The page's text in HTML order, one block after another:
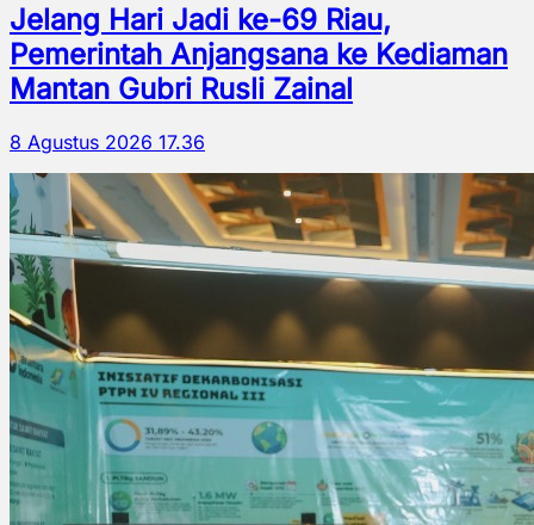
Jelang Hari Jadi ke-69 Riau,
Pemerintah Anjangsana ke Kediaman
Mantan Gubri Rusli Zainal
8 Agustus 2026 17.36